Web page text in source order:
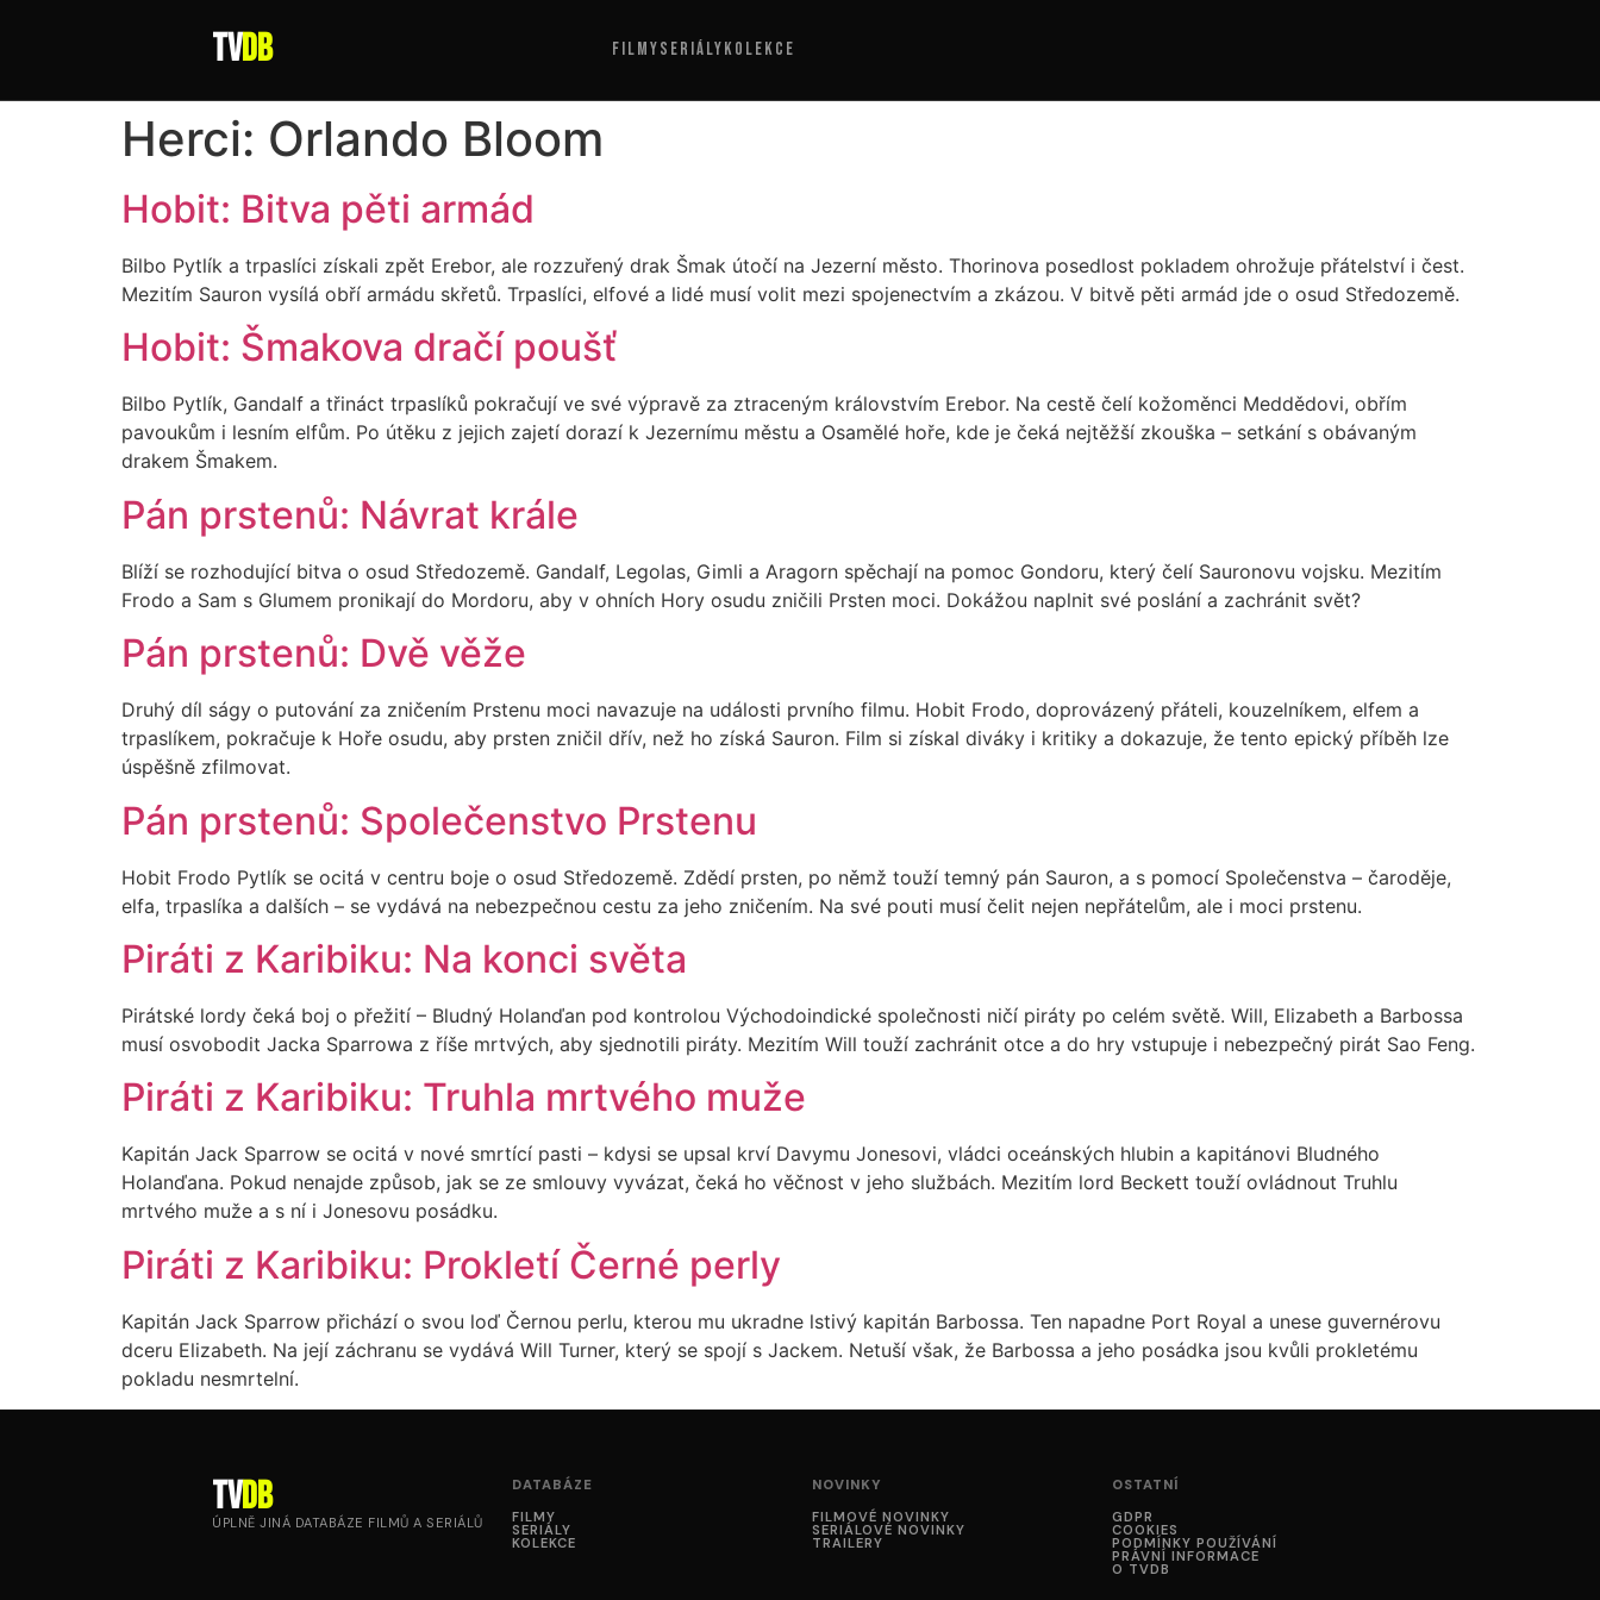
tvDB FILMYSERIÁLY KOLEKCE
Herci: Orlando Bloom
Hobit: Bitva pěti armád
Bilbo Pytlík a trpaslíci získali zpět Erebor, ale rozzuřený drak Šmak útočí na Jezerní město. Thorinova posedlost pokladem ohrožuje přátelství i čest.
Mezitím Sauron vysílá obří armádu skřetů. Trpaslíci, elfové a lidé musí volit mezi spojenectvím a zkázou. V bitvě pěti armád jde o osud Středozemě.
Hobit: Šmakova dračí poušť
Bilbo Pytlík, Gandalf a třináct trpaslíků pokračují ve své výpravě za ztraceným královstvím Erebor. Na cestě čelí kožoměnci Meddědovi, obřím
pavoukům i lesním elfům. Po útěku z jejich zajetí dorazí k Jezernímu městu a Osamělé hoře, kde je čeká nejtěžší zkouška – setkání s obávaným
drakem Šmakem.
Pán prstenů: Návrat krále
Blíží se rozhodující bitva o osud Středozemě. Gandalf, Legolas, Gimli a Aragorn spěchají na pomoc Gondoru, který čelí Sauronovu vojsku. Mezitím
Frodo a Sam s Glumem pronikají do Mordoru, aby v ohních Hory osudu zničili Prsten moci. Dokážou naplnit své poslání a zachránit svět?
Pán prstenů: Dvě věže
Druhý díl ságy o putování za zničením Prstenu moci navazuje na události prvního filmu. Hobit Frodo, doprovázený přáteli, kouzelníkem, elfem a
trpaslíkem, pokračuje k Hoře osudu, aby prsten zničil dřív, než ho získá Sauron. Film si získal diváky i kritiky a dokazuje, že tento epický příběh lze
úspěšně zfilmovat.
Pán prstenů: Společenstvo Prstenu
Hobit Frodo Pytlík se ocitá v centru boje o osud Středozemě. Zdědí prsten, po němž touží temný pán Sauron, a s pomocí Společenstva – čaroděje,
elfa, trpaslíka a dalších – se vydává na nebezpečnou cestu za jeho zničením. Na své pouti musí čelit nejen nepřátelům, ale i moci prstenu.
Piráti z Karibiku: Na konci světa
Pirátské lordy čeká boj o přežití – Bludný Holanďan pod kontrolou Východoindické společnosti ničí piráty po celém světě. Will, Elizabeth a Barbossa
musí osvobodit Jacka Sparrowa z říše mrtvých, aby sjednotili piráty. Mezitím Will touží zachránit otce a do hry vstupuje i nebezpečný pirát Sao Feng.
Piráti z Karibiku: Truhla mrtvého muže
Kapitán Jack Sparrow se ocitá v nové smrtící pasti – kdysi se upsal krví Davymu Jonesovi, vládci oceánských hlubin a kapitánovi Bludného
Holanďana. Pokud nenajde způsob, jak se ze smlouvy vyvázat, čeká ho věčnost v jeho službách. Mezitím lord Beckett touží ovládnout Truhlu
mrtvého muže a s ní i Jonesovu posádku.
Piráti z Karibiku: Prokletí Černé perly
Kapitán Jack Sparrow přichází o svou loď Černou perlu, kterou mu ukradne lstivý kapitán Barbossa. Ten napadne Port Royal a unese guvernérovu
dceru Elizabeth. Na její záchranu se vydává Will Turner, který se spojí s Jackem. Netuší však, že Barbossa a jeho posádka jsou kvůli prokletému
pokladu nesmrtelní.
tvDB
ÚPLNĚ JINÁ DATABÁZE FILMŮ A SERIÁLŮ
DATABÁZE
FILMY
SERIÁLY
KOLEKCE
NOVINKY
FILMOVÉ NOVINKY
SERIÁLOVÉ NOVINKY
TRAILERY
OSTATNÍ
GDPR
COOKIES
PODMÍNKY POUŽÍVÁNÍ
PRÁVNÍ INFORMACE
O TVDB